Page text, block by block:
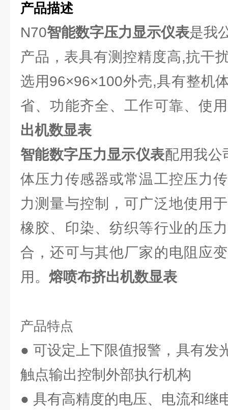
产品描述
N70智能数字压力显示仪表是我
产品，表具有测控精度高,抗干
选用96×96×100外壳,具有整机
省、功能齐全、工作可靠、使
出机数显表
智能数字压力显示仪表配用我公
体压力传感器或常温工控压力
力测量与控制，可广泛地使用
橡胶、印染、纺织等行业的压
合，还可与其他厂家的电阻应
用。 熔喷布挤出机数显表
产品特点
● 可设定上下限值报警，具有发
触点输出控制外部执行机构
● 具有高精度的电压、电流和继